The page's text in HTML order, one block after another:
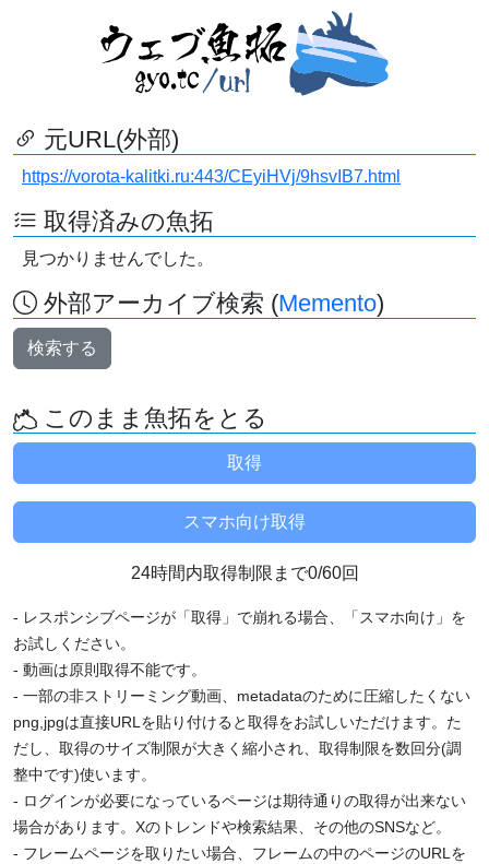
元URL(外部)
https://vorota-kalitki.ru:443/CEyiHVj/9hsvIB7.html
取得済みの魚拓
見つかりませんでした。
外部アーカイブ検索 (Memento)
検索する
このまま魚拓をとる
24時間内取得制限まで0/60回
- レスポンシブページが「取得」で崩れる場合、「スマホ向け」を
お試しください。
- 動画は原則取得不能です。
- 一部の非ストリーミング動画、metadataのために圧縮したくない
png,jpgは直接URLを貼り付けると取得をお試しいただけます。た
だし、取得のサイズ制限が大きく縮小され、取得制限を数回分(調
整中です)使います。
- ログインが必要になっているページは期待通りの取得が出来ない
場合があります。Xのトレンドや検索結果、その他のSNSなど。
- フレームページを取りたい場合、フレームの中のページのURLを